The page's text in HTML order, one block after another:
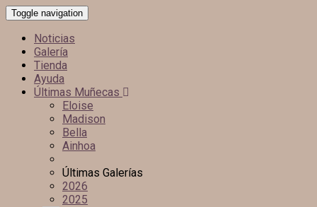
Toggle navigation
Noticias
Galería
Tienda
Ayuda
Últimas Muñecas
Eloise
Madison
Bella
Ainhoa
Últimas Galerías
2026
2025